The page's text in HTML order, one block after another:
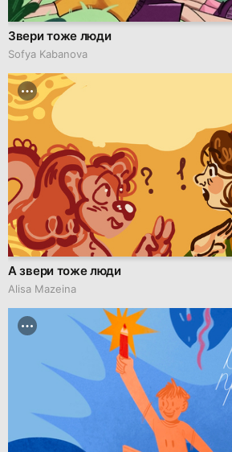
Звери тоже люди
Sofya Kabanova
А звери тоже люди
Alisa Mazeina